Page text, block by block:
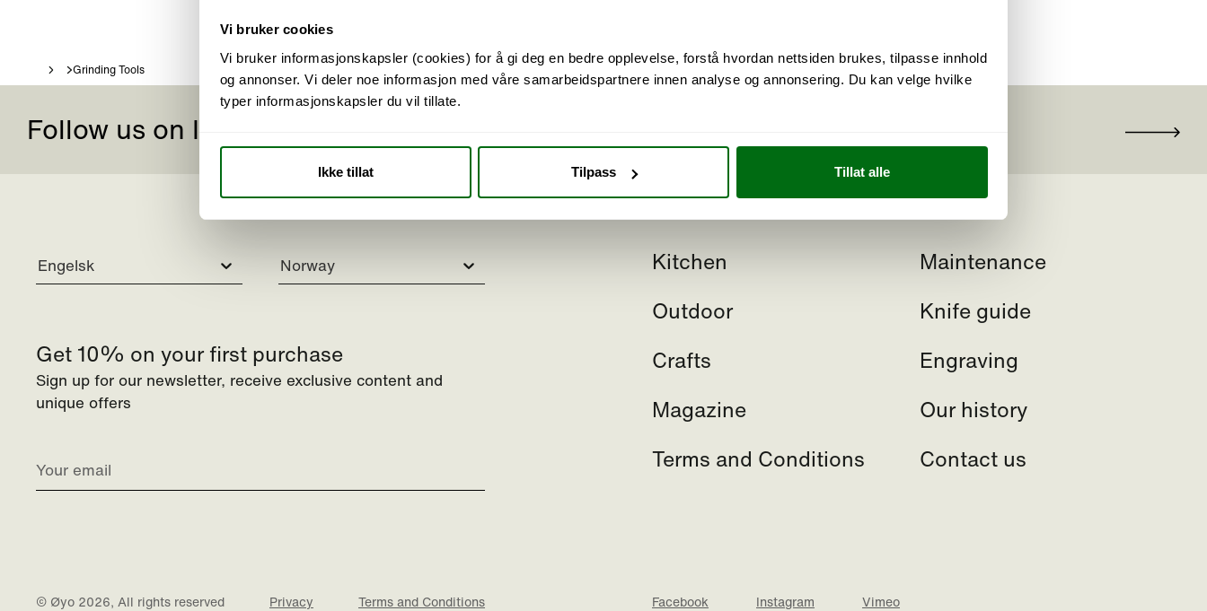
Vi bruker cookies
Vi bruker informasjonskapsler (cookies) for å gi deg en bedre opplevelse, forstå hvordan nettsiden brukes, tilpasse innhold
og annonser. Vi deler noe informasjon med våre samarbeidspartnere innen analyse og annonsering. Du kan velge hvilke
typer informasjonskapsler du vil tillate.
Ikke tillat Tilpass Tillat alle
Grinding Tools
Follow us on Instagram
Engelsk Norway
Get 10% on your first purchase
Sign up for our newsletter, receive exclusive content and
unique offers
Kitchen
Outdoor
Crafts
Magazine
Terms and Conditions
Maintenance
Knife guide
Engraving
Our history
Contact us
© Øyo 2026, All rights reserved Privacy Terms and Conditions Facebook Instagram Vimeo